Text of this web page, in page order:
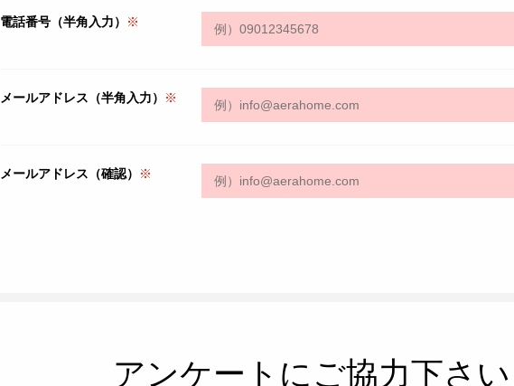
電話番号（半角入力） ※
メールアドレス（半角入力） ※
メールアドレス（確認） ※
アンケートにご協力下さい